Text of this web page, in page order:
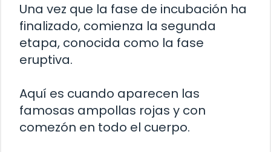
Una vez que la fase de incubación ha
finalizado, comienza la segunda
etapa, conocida como la fase
eruptiva.
Aquí es cuando aparecen las
famosas ampollas rojas y con
comezón en todo el cuerpo.